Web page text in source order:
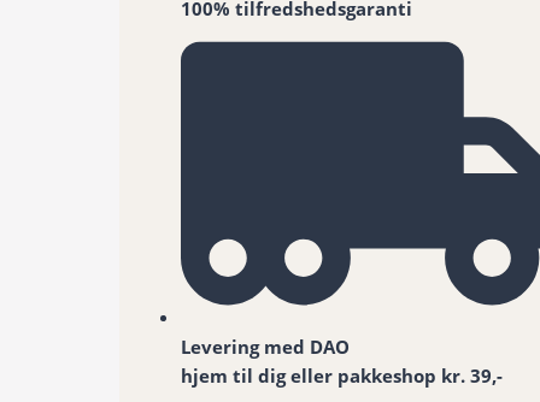
100% tilfredshedsgaranti
Levering med DAO
hjem til dig eller pakkeshop kr. 39,-